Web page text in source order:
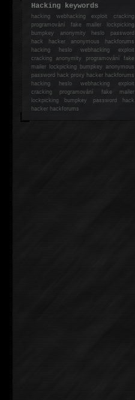
Hacking keywords
hackingwebhacking exploit cracking
programování fake mailer lockpicking
bumpkey anonymity heslo password
hackhacker anonymous hackforums
hackingheslo webhacking exploit
cracking anonymity programování fake
mailer lockpicking bumpkey anonymous
password hack proxy hacker hackforums
hacking heslo webhacking exploit
cracking programování fake mailer
lockpicking bumpkey password hack
hackerhackforums